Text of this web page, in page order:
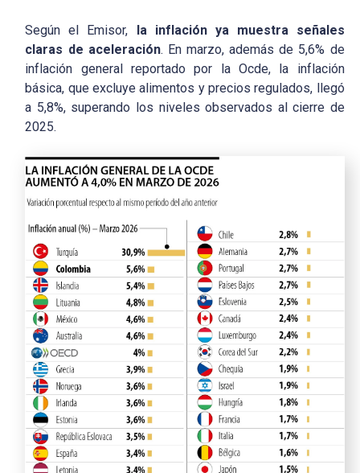
Según el Emisor, la inflación ya muestra señales
claras de aceleración. En marzo, además de 5,6% de
inflación general reportado por la Ocde, la inflación
básica, que excluye alimentos y precios regulados, llegó
a 5,8%, superando los niveles observados al cierre de
2025.